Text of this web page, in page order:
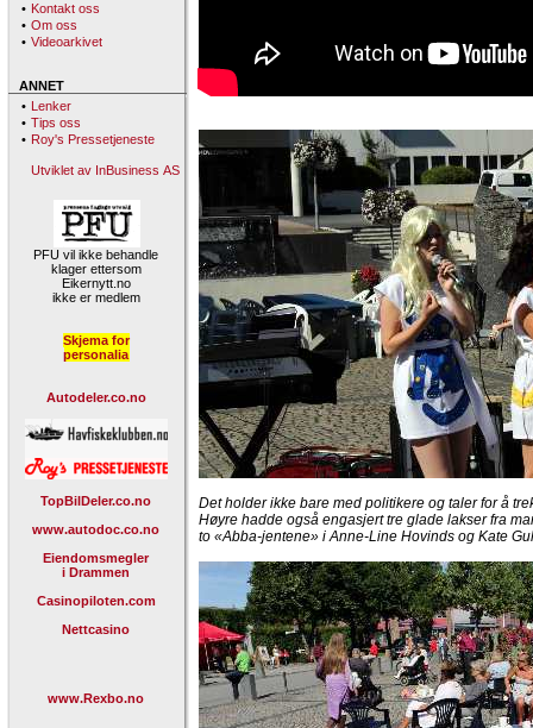
• Kontakt oss
• Om oss
• Videoarkivet
ANNET
• Lenker
• Tips oss
• Roy's Pressetjeneste
Utviklet av InBusiness AS
PFU vil ikke behandle
klager ettersom
Eikernytt.no
ikke er medlem
Skjema for
personalia
Autodeler.co.no
TopBilDeler.co.no
www.autodoc.co.no
Eiendomsmegler
i Drammen
Casinopiloten.com
Nettcasino
www.Rexbo.no
Det holder ikke bare med politikere og taler for å
Høyre hadde også engasjert tre glade lakser fra
to «Abba-jentene» i Anne-Line Hovinds og Kate